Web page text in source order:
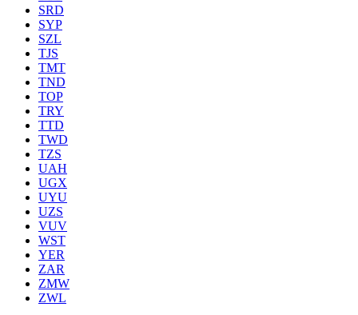
SRD
SYP
SZL
TJS
TMT
TND
TOP
TRY
TTD
TWD
TZS
UAH
UGX
UYU
UZS
VUV
WST
YER
ZAR
ZMW
ZWL